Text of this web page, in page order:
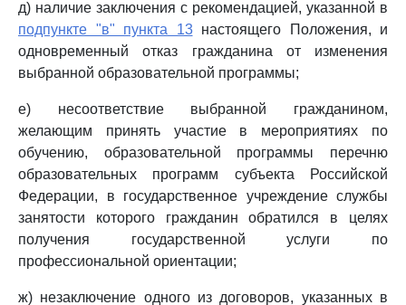
д) наличие заключения с рекомендацией, указанной в
подпункте "в" пункта 13настоящего Положения, и
одновременный отказ гражданина от изменения
выбранной образовательной программы;
е) несоответствие выбранной гражданином,
желающим принять участие в мероприятиях по
обучению, образовательной программы перечню
образовательных программ субъекта Российской
Федерации, в государственное учреждение службы
занятости которого гражданин обратился в целях
получения государственной услуги по
профессиональной ориентации;
ж) незаключение одного из договоров, указанных в